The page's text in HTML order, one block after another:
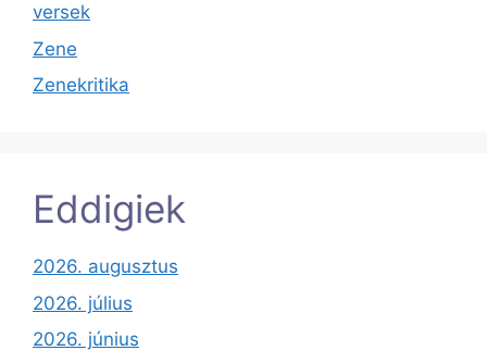
versek
Zene
Zenekritika
Eddigiek
2026. augusztus
2026. július
2026. június